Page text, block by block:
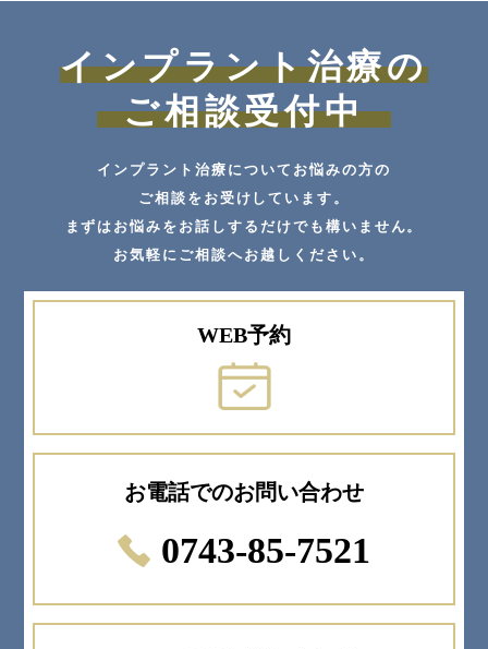
インプラント治療の
ご相談受付中
インプラント治療についてお悩みの方の
ご相談をお受けしています。
まずはお悩みをお話しするだけでも構いません。
お気軽にご相談へお越しください。
WEB予約
お電話でのお問い合わせ
0743-85-7521